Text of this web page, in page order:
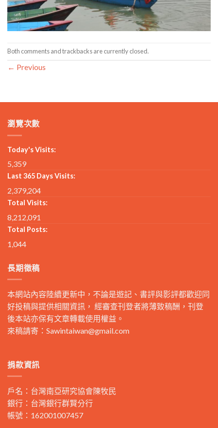
Both comments and trackbacks are currently closed.
← Previous
瀏覽次數
Today's Visits:
5,359
Last 365 Days Visits:
2,379,204
Total Visits:
8,212,091
Total Posts:
1,044
長期徵稿
本網站內容陸續更新中，不論是遊記、書評與影評都歡迎同
好投稿與提供相關資訊， 經審查刊登者將薄致稿酬，刊登
後本站亦保有文章轉載使用權益。
來稿請寄： Sawintaiwan@gmail.com
捐款資訊
戶名：台灣南亞研究協會陳牧民
銀行：台灣銀行群賢分行
帳號：162001007457